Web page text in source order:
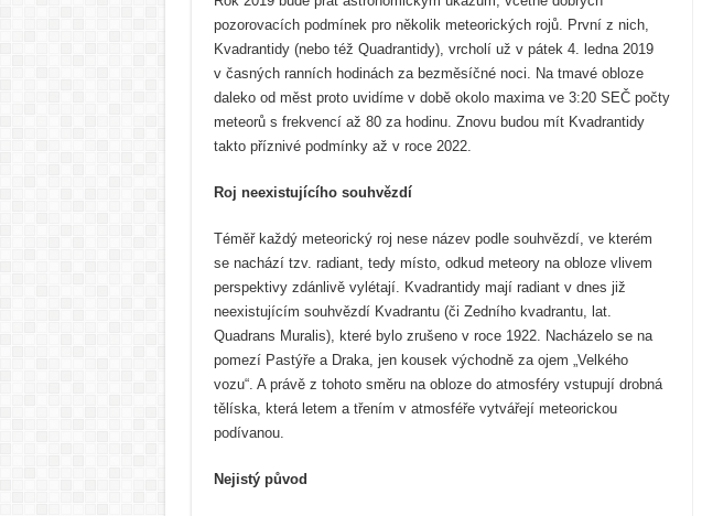
pozorovacích podmínek pro několik meteorických rojů. První z nich,
Kvadrantidy (nebo též Quadrantidy), vrcholí už v pátek 4. ledna 2019
v časných ranních hodinách za bezměsíčné noci. Na tmavé obloze
daleko od měst proto uvidíme v době okolo maxima ve 3:20 SEČ počty
meteorů s frekvencí až 80 za hodinu. Znovu budou mít Kvadrantidy
takto příznivé podmínky až v roce 2022.
Roj neexistujícího souhvězdí
Téměř každý meteorický roj nese název podle souhvězdí, ve kterém
se nachází tzv. radiant, tedy místo, odkud meteory na obloze vlivem
perspektivy zdánlivě vylétají. Kvadrantidy mají radiant v dnes již
neexistujícím souhvězdí Kvadrantu (či Zedního kvadrantu, lat.
Quadrans Muralis), které bylo zrušeno v roce 1922. Nacházelo se na
pomezí Pastýře a Draka, jen kousek východně za ojem „Velkého
vozu“. A právě z tohoto směru na obloze do atmosféry vstupují drobná
tělíska, která letem a třením v atmosféře vytvářejí meteorickou
podívanou.
Nejistý původ